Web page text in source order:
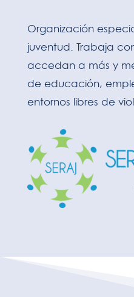
Organización
juventud. Trabaja
accedan a más y
de educación,
entornos libres de